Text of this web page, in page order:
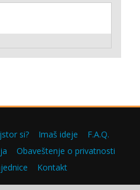
si? Imaš ideje
F.A.Q.
Obaveštenje o privatnosti
Kontakt